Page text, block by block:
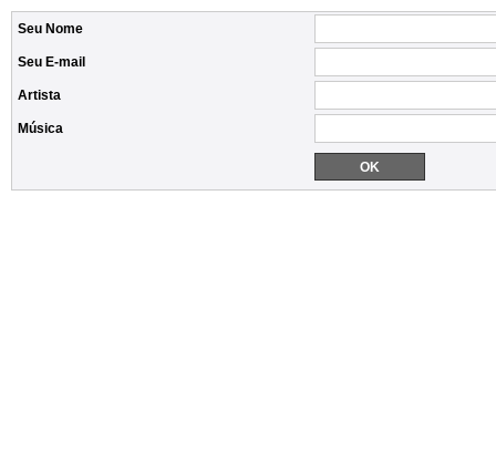
Seu Nome
Seu E-mail
Artista
Música